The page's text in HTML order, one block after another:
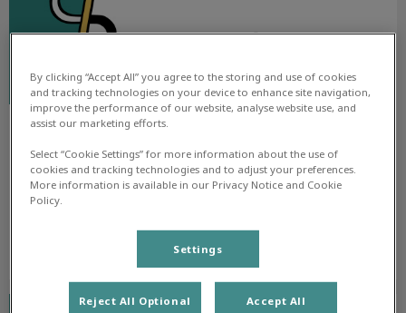
Lees de nieuwsbrief van juli 2022
Lees hier meer over
Nieuwsbrief juni 2022
By clicking “Accept All” you agree to the storing and use of cookies
and tracking technologies on your device to enhance site navigation,
improve the performance of our website, analyse website use, and
assist our marketing efforts.
Select “Cookie Settings” for more information about the use of
cookies and tracking technologies and to adjust your preferences.
More information is available in our Privacy Notice and Cookie
Policy.
Settings
Reject All Optional Accept All